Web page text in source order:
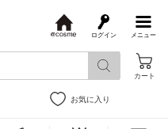
メニュー
ログイン
s
カート
お気に入り